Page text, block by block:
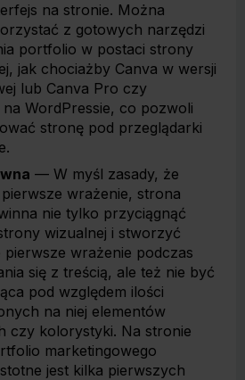
na stronie. Można
z gotowych narzędzi
portfolio w postaci strony
jak chociażby Canva w wersji
lub Canva Pro czy
WordPressie, co pozwoli
stronę pod przeglądarki
— W myśl zasady, że
wrażenie, strona
nie tylko przyciągnąć
wizualnej i stworzyć
pierwsze wrażenie podczas
się z treścią, ale też nie być
pod względem ilości
na niej elementów
czy kolorystyki. Na stronie
marketingowego
jest kilka pierwszych